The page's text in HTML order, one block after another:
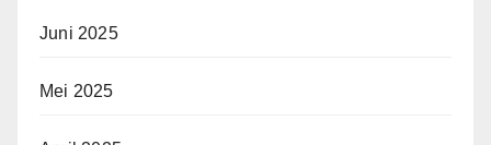
Juni 2025
Mei 2025